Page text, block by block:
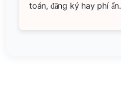
toán, đăng ký hay phí ẩn.